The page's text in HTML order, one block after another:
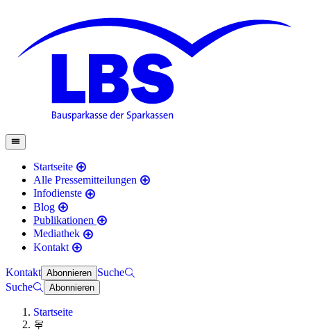
Startseite
Alle Pressemitteilungen
Infodienste
Blog
Publikationen
Mediathek
Kontakt
Kontakt Abonnieren Suche
Suche
Abonnieren
Startseite